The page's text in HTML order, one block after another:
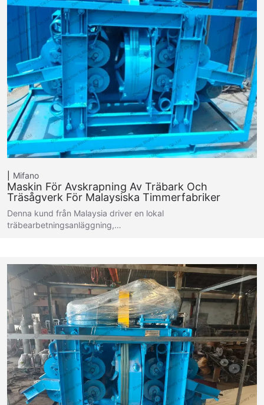
Mifano
Maskin För Avskrapning Av Träbark Och
Träsågverk För Malaysiska Timmerfabriker
Denna kund från Malaysia driver en lokal
träbearbetningsanläggning,…